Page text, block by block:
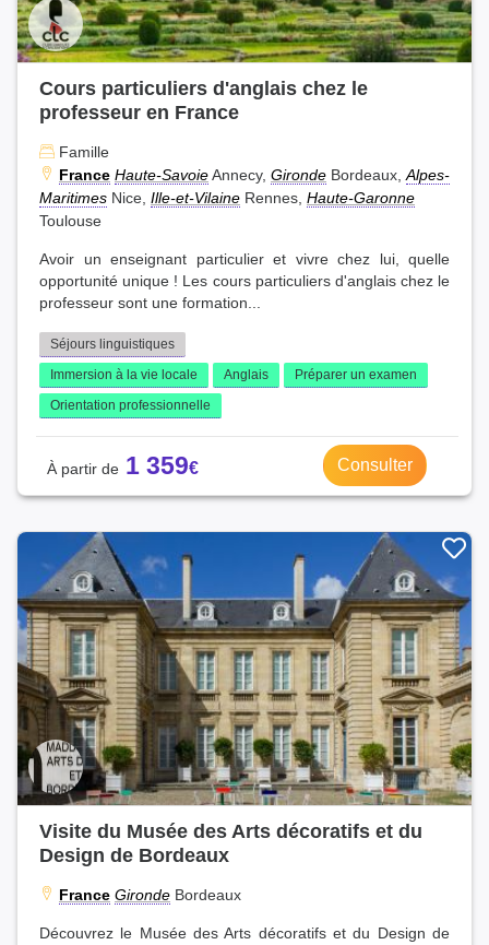
Cours particuliers d'anglais chez le
professeur en France
Famille
France Haute-SavoieAnnecy, Gironde Bordeaux, Alpes-
Maritimes Nice, Ille-et-Vilaine Rennes, Haute-Garonne
Toulouse
Avoir un enseignant particulier et vivre chez lui, quelle
opportunité unique ! Les cours particuliers d'anglais chez le
professeur sont une formation...
Séjours linguistiques
Immersion à la vie locale
Anglais
Préparer un examen
Orientation professionnelle
1 359 Consulter
Visite du Musée des Arts décoratifs et du
Design de Bordeaux
France Gironde Bordeaux
Découvrez le Musée des Arts décoratifs et du Design de